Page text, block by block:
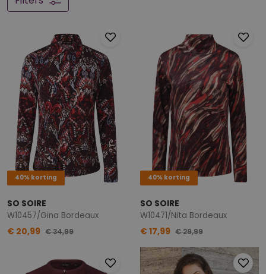
40% korting
SO SOIRE
W10457/Gina Bordeaux
€ 20,99 € 34,99
40% korting
SO SOIRE
W10471/Nita Bordeaux
€ 17,99 € 29,99